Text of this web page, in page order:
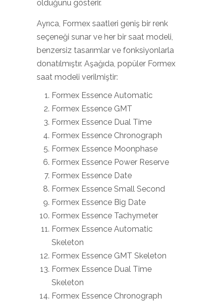
olduğunu gösterir.
Ayrıca, Formex saatleri geniş bir renk
seçeneği sunar ve her bir saat modeli,
benzersiz tasarımlar ve fonksiyonlarla
donatılmıştır. Aşağıda, popüler Formex
saat modeli verilmiştir:
Formex Essence Automatic
Formex Essence GMT
Formex Essence Dual Time
Formex Essence Chronograph
Formex Essence Moonphase
Formex Essence Power Reserve
Formex Essence Date
Formex Essence Small Second
Formex Essence Big Date
Formex Essence Tachymeter
Formex Essence Automatic
Skeleton
Formex Essence GMT Skeleton
Formex Essence Dual Time
Skeleton
Formex Essence Chronograph